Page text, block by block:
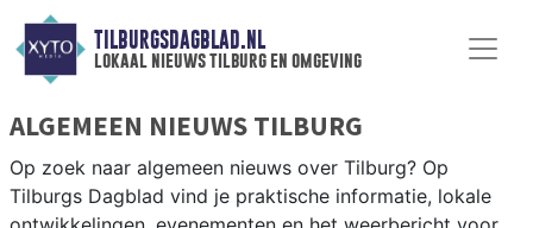
TILBURGSDAGBLAD.NL
lokaal nieuws tilburg en omgeving
ALGEMEEN NIEUWS TILBURG
Op zoek naar algemeen nieuws over Tilburg? Op
Tilburgs Dagblad vind je praktische informatie, lokale